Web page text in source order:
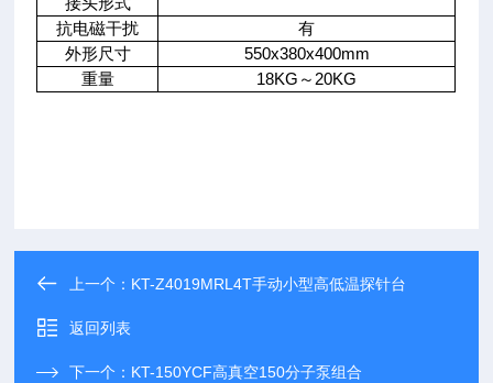
抗电磁干扰
有
外形尺寸
550x380x400mm
重量
18KG ～20KG
上一个： KT-Z4019MRL4T手动小型高低温探针台
返回列表
下一个： KT-150YCF高真空150分子泵组合